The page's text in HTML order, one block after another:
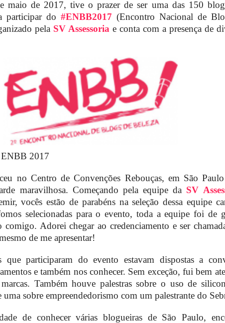
maio de 2017, tive o prazer de ser uma das 150
participar do #ENBB2017 (Encontro Nacional de
pela SV Assessoria e conta com a presença de
ENBB 2017
no Centro de Convenções Rebouças, em São
maravilhosa. Começando pela equipe da SV
vocês estão de parabéns na seleção dessa equipe
selecionadas para o evento, toda a equipe foi de
comigo. Adorei chegar ao credenciamento e ser
de me apresentar!
que participaram do evento estavam dispostas a
e também nos conhecer. Sem exceção, fui bem
Também houve palestras sobre o uso de
uma sobre empreendedorismo com um palestrante do
de conhecer várias blogueiras de São Paulo,